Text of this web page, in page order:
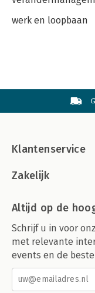
werk en loopbaan
Klantenservice
Zakelijk
Altijd op de
Schrijf u in voor
met relevante
events en de